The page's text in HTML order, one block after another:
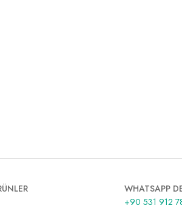
WHATSAPP
+90 531 912